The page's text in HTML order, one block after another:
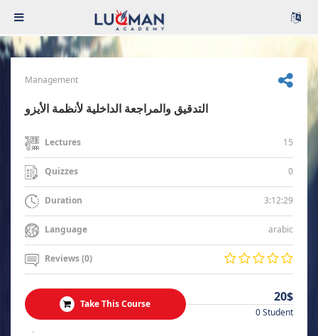
Management
التدقيق والمراجعة الداخلية لأنظمة الأيزو
Lectures 15
Quizzes 0
Duration 3:12:29
Language arabic
Reviews (0)
Take This Course 20$
0 Student
.